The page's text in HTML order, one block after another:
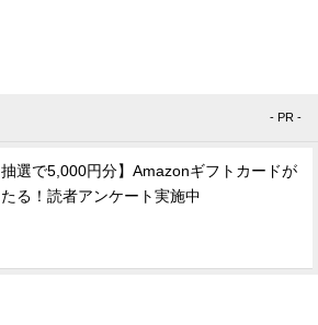
- PR -
抽選で5,000円分】Amazonギフトカードが
る！読者アンケート実施中